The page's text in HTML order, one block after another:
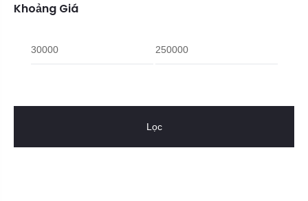
Khoảng Giá
Giá Giá
Lọc